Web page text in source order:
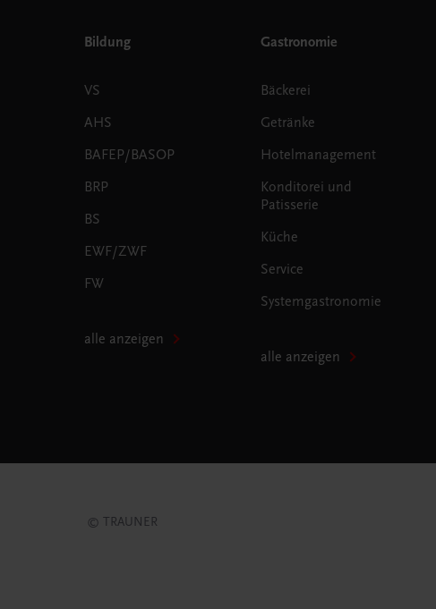
Bildung
VS
AHS
BAFEP/BASOP
BRP
BS
EWF/ZWF
FW
alle anzeigen
Gastronomie
Bäckerei
Getränke
Hotelmanagement
Konditorei und
Patisserie
Küche
Service
Systemgastronomie
alle anzeigen
© TRAUNER